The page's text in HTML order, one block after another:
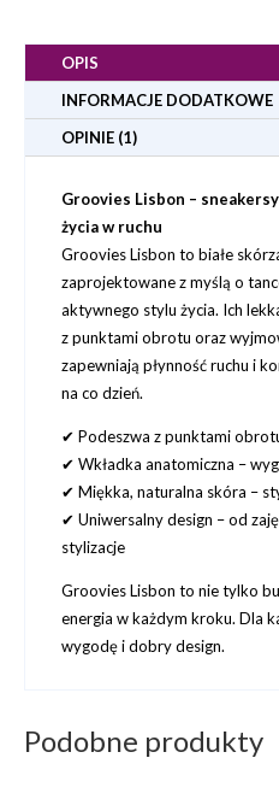
OPIS
INFORMACJE DODATKOWE
OPINIE (1)
Groovies Lisbon –
życia w ruchu
Groovies Lisbon to białe
zaprojektowane z myślą o
aktywnego stylu życia. Ich
z punktami obrotu oraz
zapewniają płynność ruchu i
na co dzień.
✔ Podeszwa z punktami
✔ Wkładka anatomiczna –
✔ Miękka, naturalna skóra –
✔ Uniwersalny design – od
stylizacje
Groovies Lisbon to nie tylko
energia w każdym kroku. Dla
wygodę i dobry design.
Podobne produkty